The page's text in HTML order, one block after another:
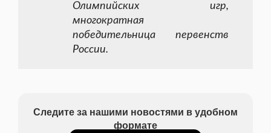
Олимпийских игр,
многократная
победительница первенств
России.
Следите за нашими новостями в удобном
формате